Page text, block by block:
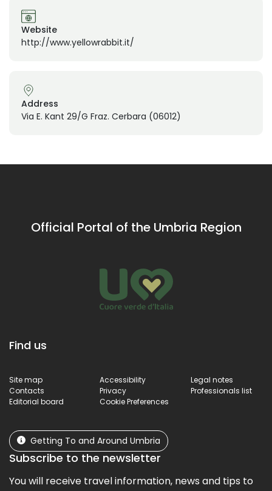
Website
http://www.yellowrabbit.it/
Address
Via E. Kant 29/G Fraz. Cerbara (06012)
Official Portal of the Umbria Region
Find us
Site map Accessibility
Legal notes
Contacts
Privacy
Professionals list
Editorial board
Cookie Preferences
Getting To and Around Umbria
Subscribe to the newsletter
You will receive travel information, news and tips to